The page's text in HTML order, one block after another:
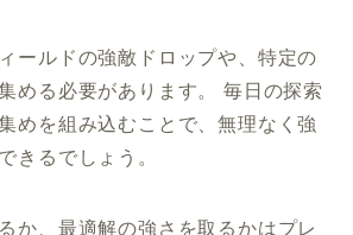
ールドの強敵ドロップや、特定の
める必要があります。 毎日の探索
めを組み込むことで、無理なく強
きるでしょう。
か、最適解の強さを取るかはプレ